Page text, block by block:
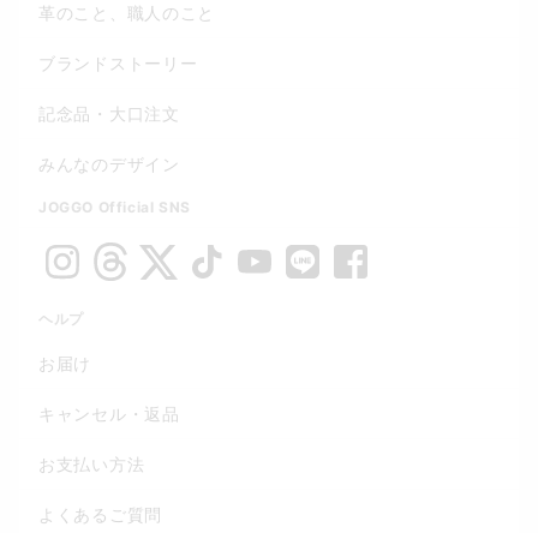
革のこと、職人のこと
ブランドストーリー
記念品・大口注文
みんなのデザイン
JOGGO Official SNS
ヘルプ
お届け
キャンセル・返品
お支払い方法
よくあるご質問